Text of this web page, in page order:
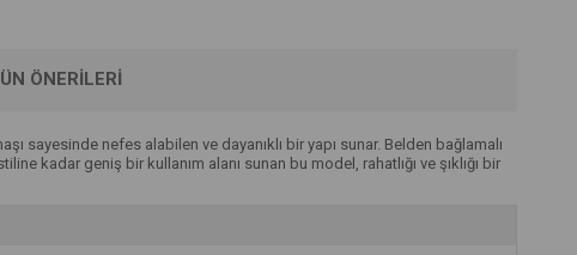
ÖNERILERI
sayesinde nefes alabilen ve dayanıklı bir yapı sunar. Belden bağlamalı
kadar geniş bir kullanım alanı sunan bu model, rahatlığı ve şıklığı bir